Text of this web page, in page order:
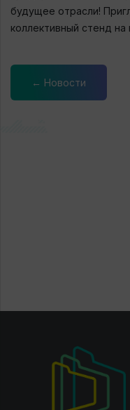
будущее отрасли!
коллективный стенд на
← Новости